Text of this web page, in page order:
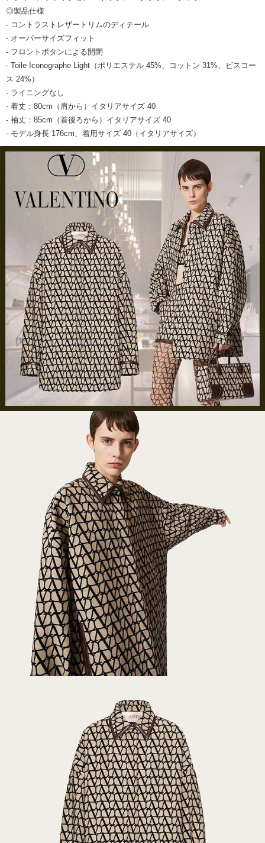
◎製品仕様
- コントラストレザートリムのディテール
- オーバーサイズフィット
- フロントボタンによる開閉
- Toile Iconographe Light（ポリエステル 45%、コットン 31%、ビスコー
ス 24%）
- ライニングなし
- 着丈：80cm（肩から）イタリアサイズ 40
- 袖丈：85cm（首後ろから）イタリアサイズ 40
- モデル身長 176cm、着用サイズ 40（イタリアサイズ）